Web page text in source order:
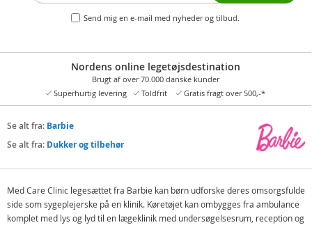
Send mig en e-mail med nyheder og tilbud.
Nordens online legetøjsdestination
Brugt af over 70.000 danske kunder
Superhurtig levering
Toldfrit Gratis fragt over 500,-*
Se alt fra: Barbie
Se alt fra: Dukker og tilbehør
Med Care Clinic legesættet fra Barbie kan børn udforske deres omsorgsfulde
side som sygeplejerske på en klinik. Køretøjet kan ombygges fra ambulance
komplet med lys og lyd til en lægeklinik med undersøgelsesrum, reception og